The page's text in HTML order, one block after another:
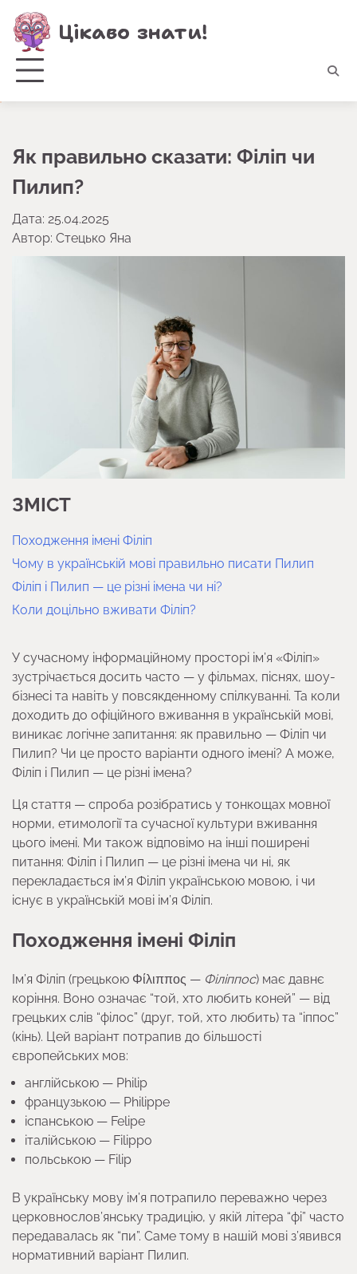
Перейти
до
вмісту
Цікаво знати!
Як правильно сказати: Філіп чи
Пилип?
Дата: 25.04.2025
Автор: Стецько Яна
ЗМІСТ
Походження імені Філіп
Чому в українській мові правильно писати Пилип
Філіп і Пилип — це різні імена чи ні?
Коли доцільно вживати Філіп?
У сучасному інформаційному просторі ім’я «Філіп»
зустрічається досить часто — у фільмах, піснях, шоу-
бізнесі та навіть у повсякденному спілкуванні. Та коли
доходить до офіційного вживання в українській мові,
виникає логічне запитання: як правильно — Філіп чи
Пилип? Чи це просто варіанти одного імені? А може,
Філіп і Пилип — це різні імена?
Ця стаття — спроба розібратись у тонкощах мовної
норми, етимології та сучасної культури вживання
цього імені. Ми також відповімо на інші поширені
питання: Філіп і Пилип — це різні імена чи ні, як
перекладається ім’я Філіп українською мовою, і чи
існує в українській мові ім’я Філіп.
Походження імені Філіп
Ім’я Філіп (грецькою Φίλιππος — Філіппос) має давнє
коріння. Воно означає “той, хто любить коней” — від
грецьких слів “філос” (друг, той, хто любить) та “іппос”
(кінь). Цей варіант потрапив до більшості
європейських мов:
англійською — Philip
французькою — Philippe
іспанською — Felipe
італійською — Filippo
польською — Filip
В українську мову ім’я потрапило переважно через
церковнослов’янську традицію, у якій літера “фі” часто
передавалась як “пи”. Саме тому в нашій мові з’явився
нормативний варіант Пилип.